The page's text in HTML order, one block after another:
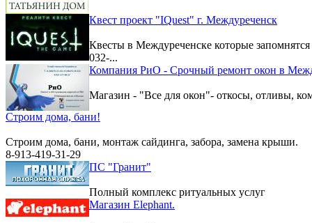
Квест проект "IQuest" г. Междуреченск
Квесты в Междуреченске которые
032-...
Компания РиО - Срочный ремонт окон в
Магазин - "Все для окон"- откосы, отливы,
Строим дома, бани!
Строим дома, бани, монтаж сайдинга, забора, замена крыши.
8-913-419-31-29
ПС "Гранит"
Полный комплекс ритуальных услуг
Магазин Elephant.